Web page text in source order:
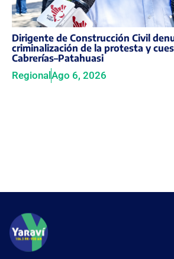
Dirigente de Construcción Civil
criminalización de la protesta y
Cabrerías–Patahuasi
Regional Ago 6, 2026